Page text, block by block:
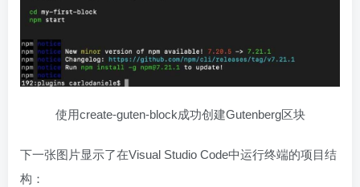
使用create-guten-block成功创建Gutenberg区块
下一张图片显示了在Visual Studio Code中运行终端的项目结
构：